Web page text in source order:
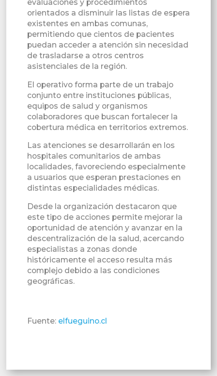
evaluaciones y procedimientos
orientados a disminuir las listas de espera
existentes en ambas comunas,
permitiendo que cientos de pacientes
puedan acceder a atención sin necesidad
de trasladarse a otros centros
asistenciales de la región.
El operativo forma parte de un trabajo
conjunto entre instituciones públicas,
equipos de salud y organismos
colaboradores que buscan fortalecer la
cobertura médica en territorios extremos.
Las atenciones se desarrollarán en los
hospitales comunitarios de ambas
localidades, favoreciendo especialmente
a usuarios que esperan prestaciones en
distintas especialidades médicas.
Desde la organización destacaron que
este tipo de acciones permite mejorar la
oportunidad de atención y avanzar en la
descentralización de la salud, acercando
especialistas a zonas donde
históricamente el acceso resulta más
complejo debido a las condiciones
geográficas.
Fuente: elfueguino.cl